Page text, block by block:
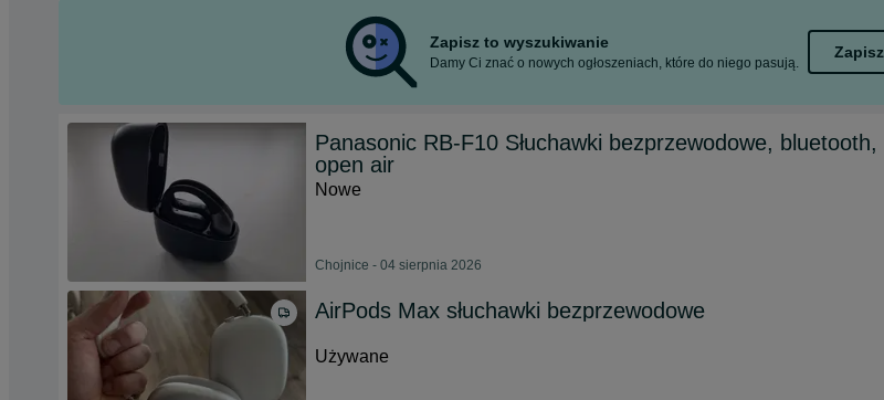
Zapisz to wyszukiwanie
Damy Ci znać o nowych ogłoszeniach, które do niego pasują.
Zapisz
Panasonic RB-F10 Słuchawki bezprzewodowe, bluetooth,
open air
Nowe
Chojnice - 04 sierpnia 2026
AirPods Max słuchawki bezprzewodowe
Używane